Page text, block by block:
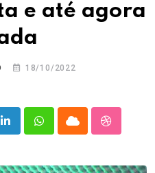
e até agora
18/10/2022
LinkedInWhatsappCloud